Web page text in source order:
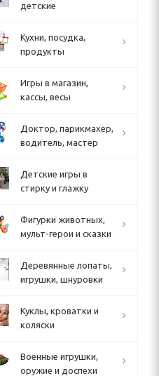
детские
Кухни, посудка,
продукты
Игры в магазин,
кассы, весы
Доктор, парикмахер,
водитель, мастер
Детские игры в
стирку и глажку
Фигурки животных,
мульт-герои и сказки
Деревянные лопаты,
игрушки, шнуровки
Куклы, кроватки и
коляски
Военные игрушки,
оружие и доспехи